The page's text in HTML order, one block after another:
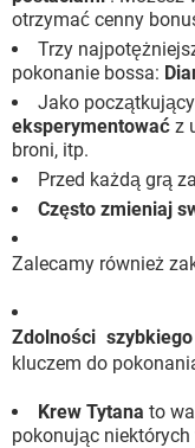
otrzymać cenny
Trzy
pokonanie bossa:
Jako
eksperymentować z
broni, itp.
Przed każdą grą
Często zmieniaj
Zalecamy również
Zdolności
kluczem do
Krew Tytana to
pokonując niektórych